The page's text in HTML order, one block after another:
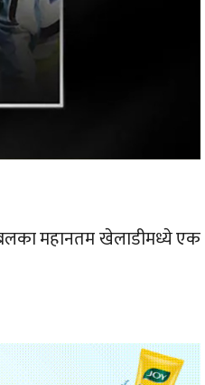
महानतम खेलाडीमध्ये एक